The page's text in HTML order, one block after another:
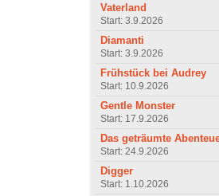
Vaterland
Start: 3.9.2026
Diamanti
Start: 3.9.2026
Frühstück bei Audrey
Start: 10.9.2026
Gentle Monster
Start: 17.9.2026
Das geträumte
Start: 24.9.2026
Digger
Start: 1.10.2026